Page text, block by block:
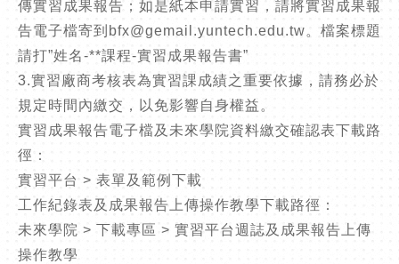
傳實習成果報告；如是紙本申請實習，請將實習成果報
告電子檔寄到bfx@gemail.yuntech.edu.tw。檔案標題
請打”姓名-**課程-實習成果報告書”
3.實習廠商考核表為實習課成績之重要依據，請務必於
規定時間內繳交，以免影響自身權益。
實習成果報告電子檔及未來學院資料繳交確認表下載路
徑：
實習平台 > 表單及範例下載
工作紀錄表及成果報告上傳操作教學下載路徑：
未來學院 > 下載專區 > 實習平台週誌及成果報告上傳
操作教學